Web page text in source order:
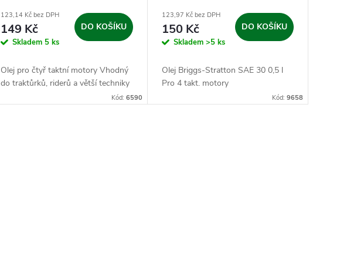
123,14 Kč bez DPH
149 Kč
Skladem 5 ks
DO KOŠÍKU
Olej pro čtyř taktní motory Vhodný
do traktůrků, riderů a větší techniky
Kód: 6590
123,97 Kč bez DPH
150 Kč
Skladem >5 ks
DO KOŠÍKU
Olej Briggs-Stratton SAE 30 0,5 l
Pro 4 takt. motory
Kód: 9658